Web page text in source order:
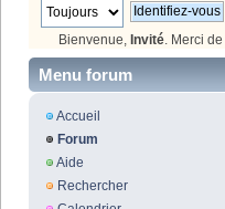
Bienvenue, Invité . Merci de
Menu forum
Accueil
Forum
Aide
Rechercher